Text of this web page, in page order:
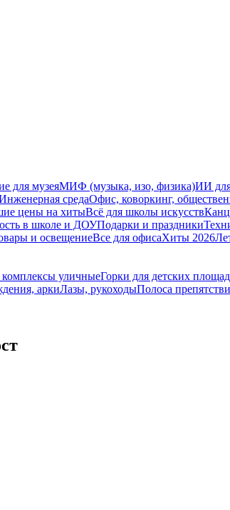
для музеяМИФ (музыка, изо, физика)ИИ для
средаОфис, коворкинг,
цены на хитыВсё для школы искусств
в школе и ДОУПодарки и праздники
и освещениеВсе для офисаХиты 2026
уличныеГорки для детских
аркиЛазы, рукоходыПолоса